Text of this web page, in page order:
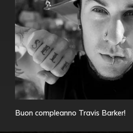
Buon compleanno Travis Barker!